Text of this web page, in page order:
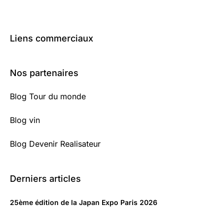
Liens commerciaux
Nos partenaires
Blog Tour du monde
Blog vin
Blog Devenir Realisateur
Derniers articles
25ème édition de la Japan Expo Paris 2026